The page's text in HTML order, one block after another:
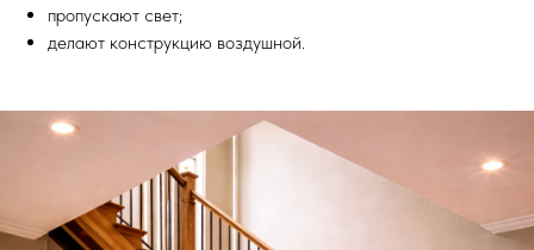
пропускают свет;
делают конструкцию воздушной.